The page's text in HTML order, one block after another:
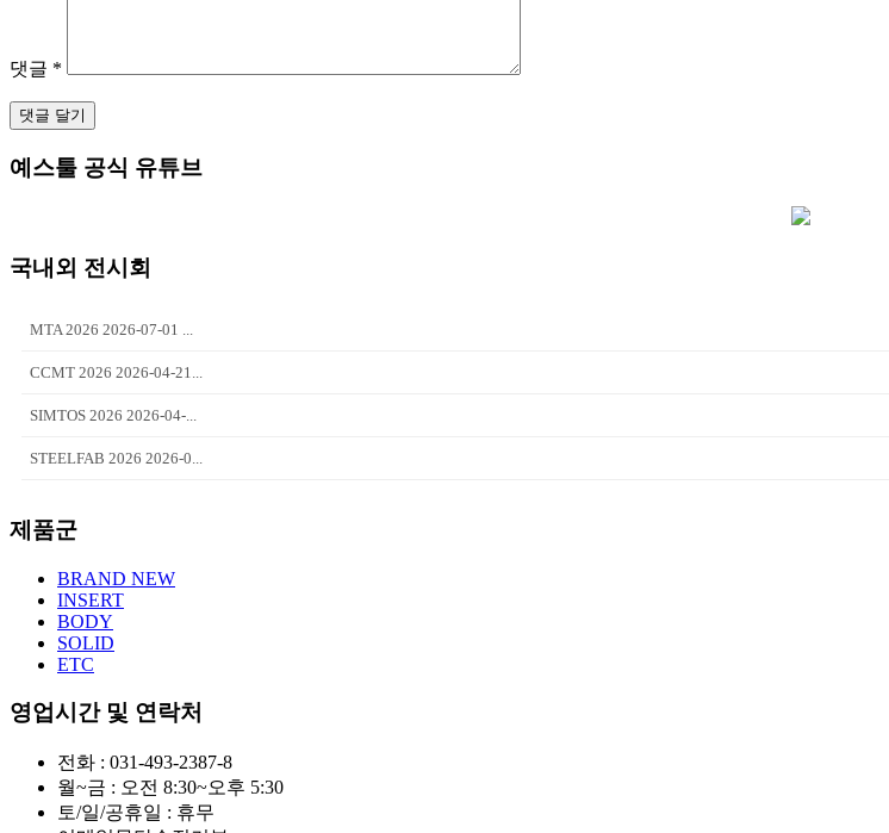
댓글 *
예스툴 공식 유튜브
국내외 전시회
MTA 2026 2026-07-01 ...
CCMT 2026 2026-04-21...
SIMTOS 2026 2026-04-...
STEELFAB 2026 2026-0...
제품군
BRAND NEW
INSERT
BODY
SOLID
ETC
영업시간 및 연락처
전화 : 031-493-2387-8
월~금 : 오전 8:30~오후 5:30
토/일/공휴일 : 휴무